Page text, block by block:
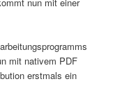
mit nativem PDF
erstmals ein